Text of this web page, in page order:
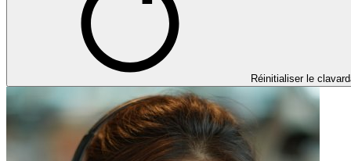
Réinitialiser le